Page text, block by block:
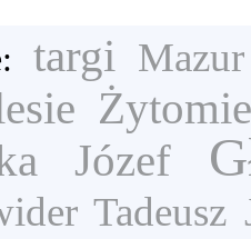
targi
Józef
Tadeusz